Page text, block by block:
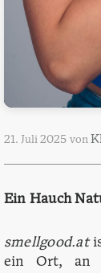
21. Juli 2025 von
Ein Hauch
smellgood.at
ein Ort, an